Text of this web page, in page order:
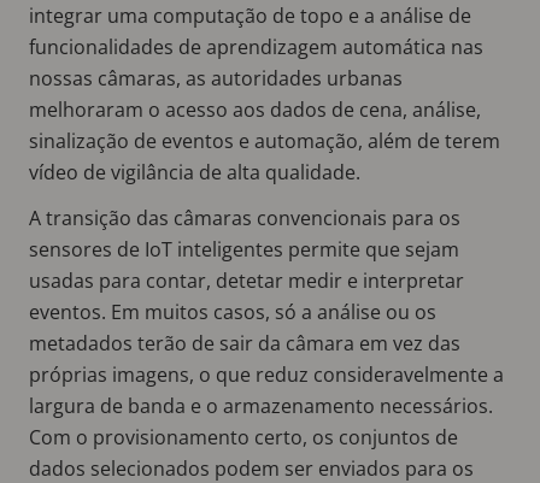
integrar uma computação de topo e a análise de
funcionalidades de aprendizagem automática nas
nossas câmaras, as autoridades urbanas
melhoraram o acesso aos dados de cena, análise,
sinalização de eventos e automação, além de terem
vídeo de vigilância de alta qualidade.
A transição das câmaras convencionais para os
sensores de IoT inteligentes permite que sejam
usadas para contar, detetar medir e interpretar
eventos. Em muitos casos, só a análise ou os
metadados terão de sair da câmara em vez das
próprias imagens, o que reduz consideravelmente a
largura de banda e o armazenamento necessários.
Com o provisionamento certo, os conjuntos de
dados selecionados podem ser enviados para os